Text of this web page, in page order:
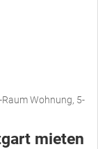
Wohnung, 5-
mieten